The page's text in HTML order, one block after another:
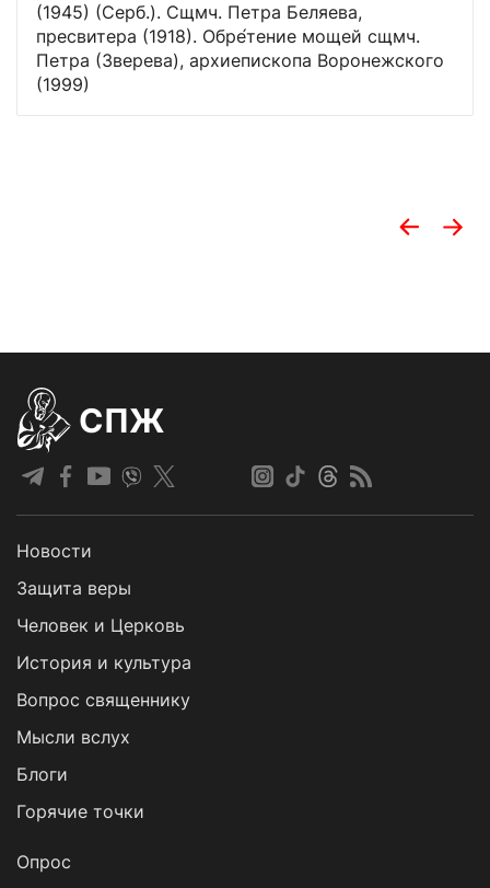
(1945) (Серб.). Сщмч. Петра Беляева,
пресвитера (1918). Обре́тение мощей сщмч.
Петра (Зверева), архиепископа Воронежского
(1999)
СПЖ
Новости
Защита веры
Человек и Церковь
История и культура
Вопрос священнику
Мысли вслух
Блоги
Горячие точки
Опрос